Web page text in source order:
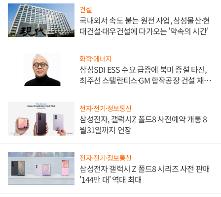
건설
국내외서 속도 붙는 원전 사업, 삼성물산·현
대건설·대우건설에 다가오는 '약속의 시간'
화학·에너지
삼성SDI ESS 수요 급증에 북미 증설 타진,
최주선 스텔란티스·GM 합작공장 건설 재추
전자·전기·정보통신
삼성전자, 갤럭시Z 폴드8 사전예약 개통 8
월31일까지 연장
전자·전기·정보통신
삼성전자 갤럭시 Z 폴드8 시리즈 사전 판매
'144만 대' 역대 최대